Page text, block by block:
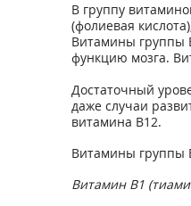
В группу
(фолиевая
Витамины группы
функцию мозга.
Достаточный
даже случаи
витамина В12.
Витамины группы
Витамин В1